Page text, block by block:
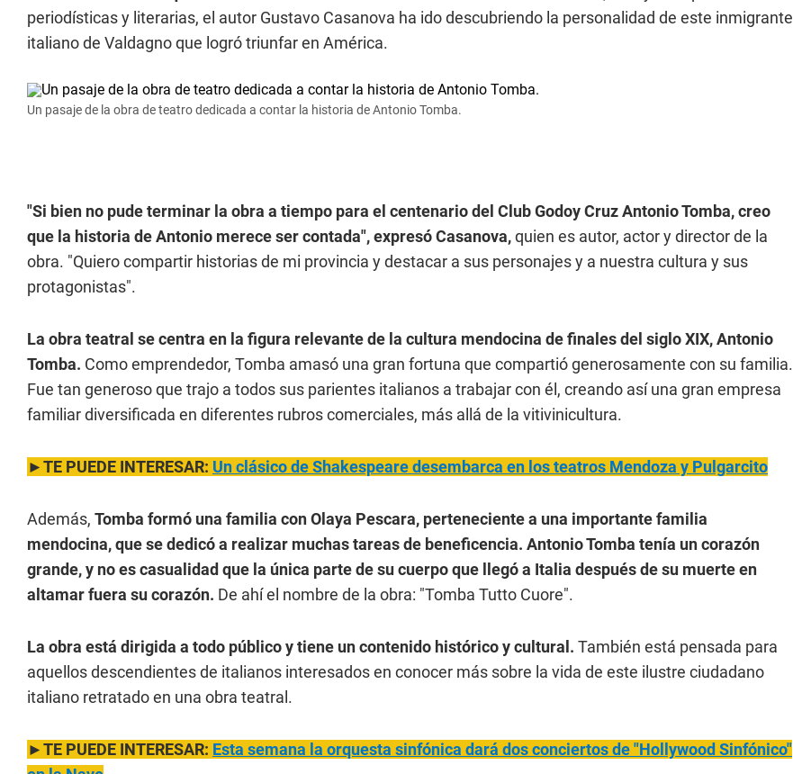
periodísticas y literarias, el autor Gustavo Casanova ha ido descubriendo la personalidad de este inmigrante
italiano de Valdagno que logró triunfar en América.
Un pasaje de la obra de teatro dedicada a contar la historia de Antonio Tomba.
"Si bien no pude terminar la obra a tiempo para el centenario del Club Godoy Cruz Antonio Tomba, creo
que la historia de Antonio merece ser contada", expresó Casanova,quien es autor, actor y director de la
obra. "Quiero compartir historias de mi provincia y destacar a sus personajes y a nuestra cultura y sus
protagonistas".
La obra teatral se centra en la figura relevante de la cultura mendocina de finales del siglo XIX, Antonio
Tomba. Como emprendedor, Tomba amasó una gran fortuna que compartió generosamente con su familia.
Fue tan generoso que trajo a todos sus parientes italianos a trabajar con él, creando así una gran empresa
familiar diversificada en diferentes rubros comerciales, más allá de la vitivinicultura.
►TE PUEDE INTERESAR: Un clásico de Shakespeare desembarca en los teatros Mendoza y Pulgarcito
Además, Tomba formó una familia con Olaya Pescara, perteneciente a una importante familia
mendocina, que se dedicó a realizar muchas tareas de beneficencia. Antonio Tomba tenía un corazón
grande, y no es casualidad que la única parte de su cuerpo que llegó a Italia después de su muerte en
altamar fuera su corazón. De ahí el nombre de la obra: "Tomba Tutto Cuore".
La obra está dirigida a todo público y tiene un contenido histórico y cultural. También está pensada para
aquellos descendientes de italianos interesados en conocer más sobre la vida de este ilustre ciudadano
italiano retratado en una obra teatral.
►TE PUEDE INTERESAR: Esta semana la orquesta sinfónica dará dos conciertos de "Hollywood Sinfónico"